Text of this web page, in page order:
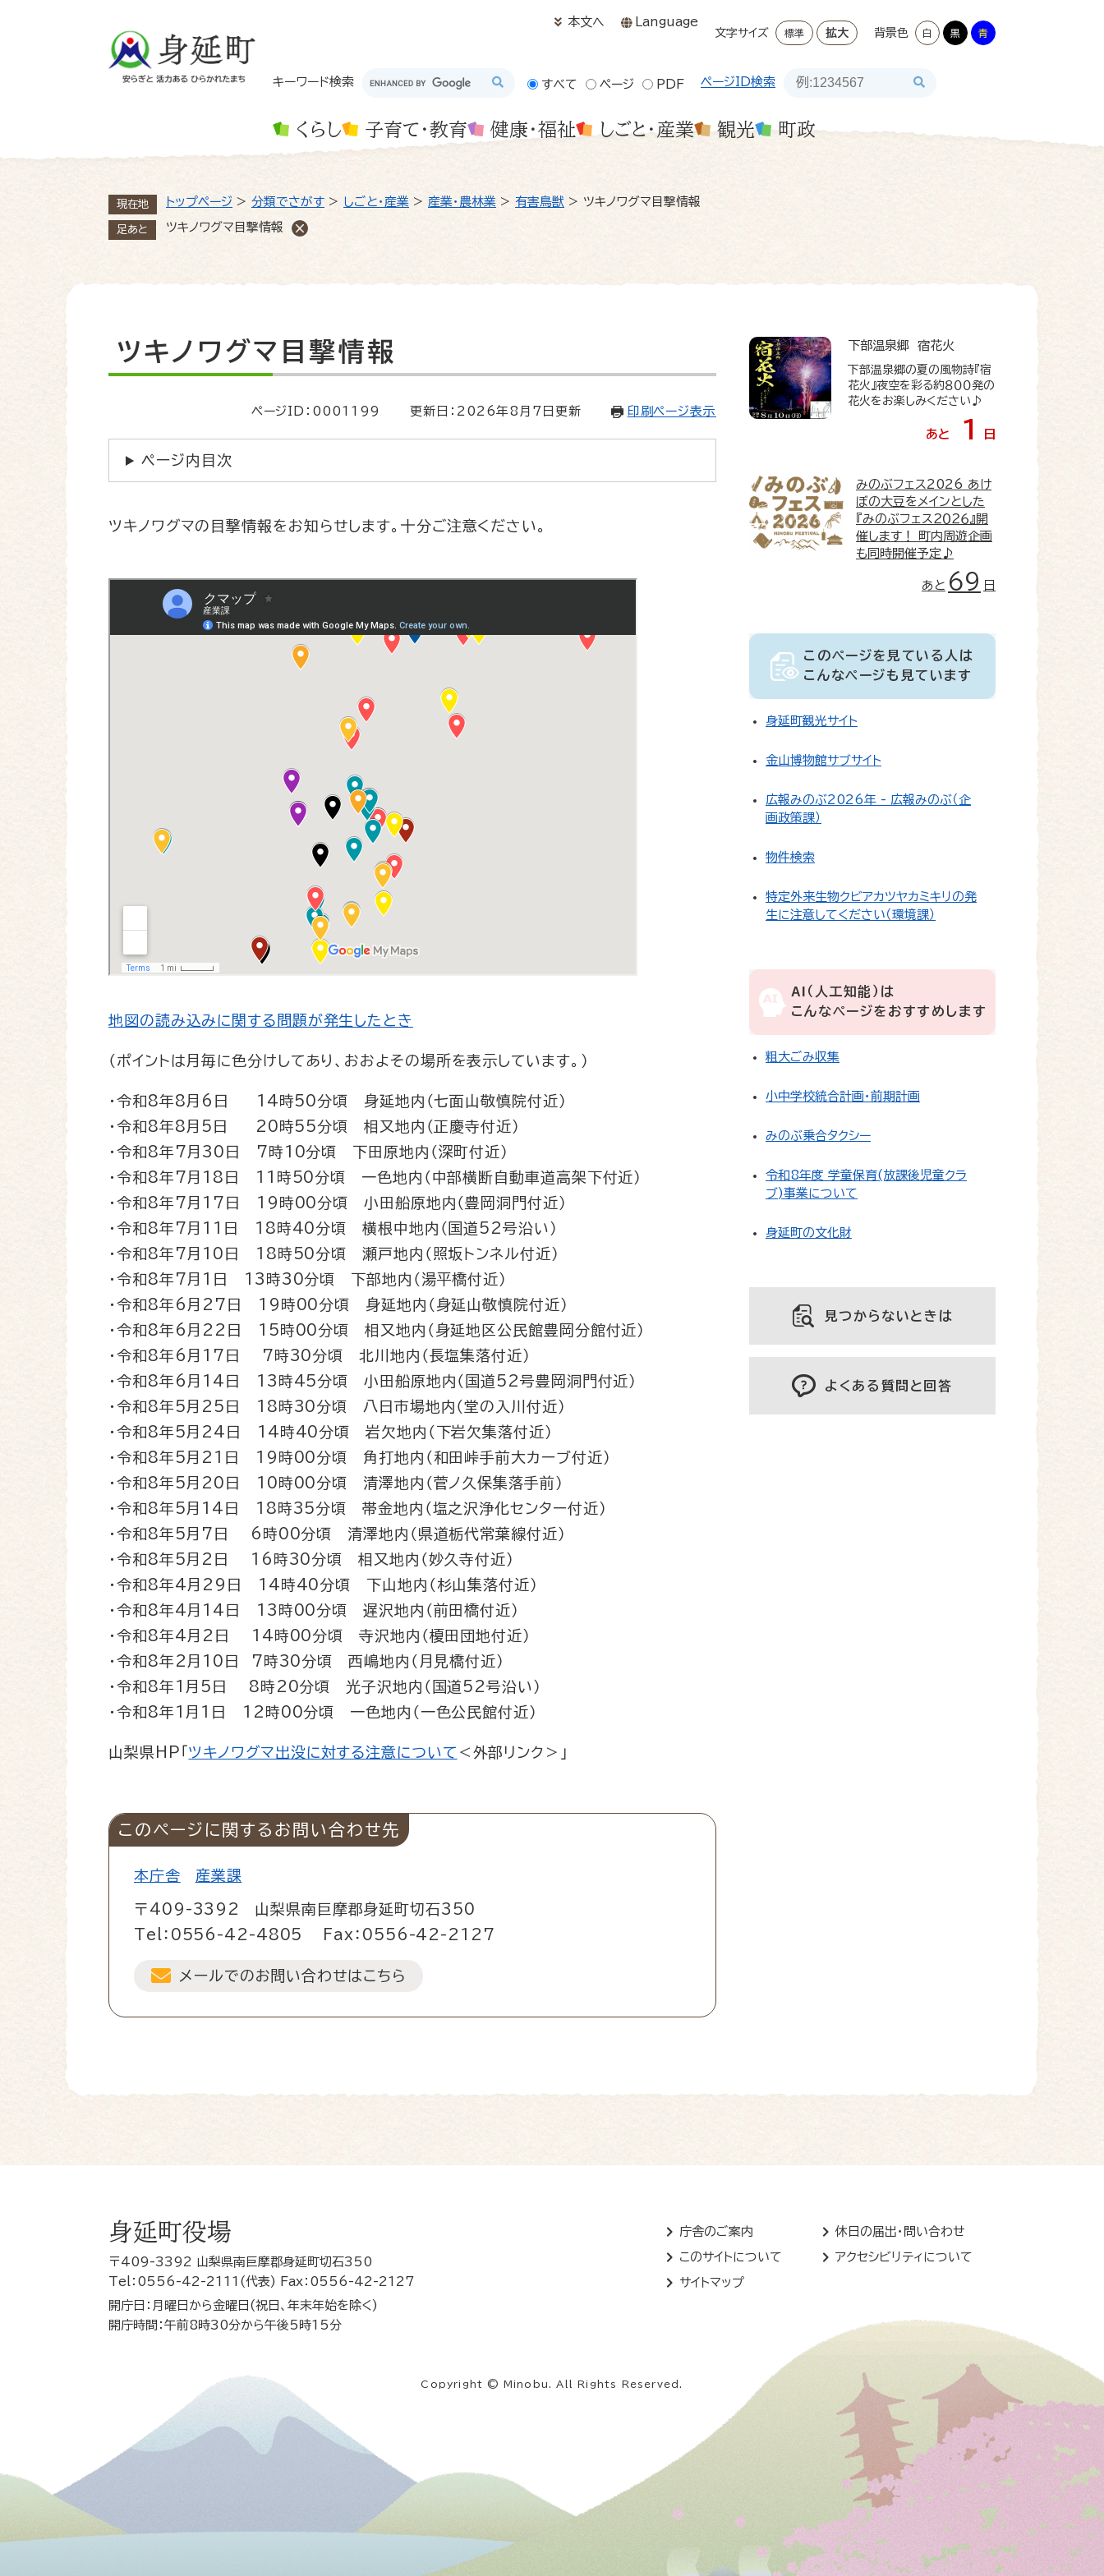
本文へ Language
文字サイズ 標準 拡大 背景色 白 黒 青
キーワード検索 すべて ページ PDF ページID検索
くらし 子育て・教育 健康・福祉 しごと・産業 観光 町政
現在地 トップページ > 分類でさがす > しごと・産業 > 産業・農林業 > 有害鳥獣 > ツキノワグマ目撃情報
足あと ツキノワグマ目撃情報
本
文
ツキノワグマ目撃情報
ページID：0001199 更新日：2026年8月7日更新 印刷ページ表示
ページ内目次
ツキノワグマの目撃情報をお知らせします。十分ご注意ください。
地図の読み込みに関する問題が発生したとき
（ポイントは月毎に色分けしてあり、おおよその場所を表示しています。）
・令和8年8月6日 14時50分頃 身延地内（七面山敬慎院付近）
・令和8年8月5日 20時55分頃 相又地内（正慶寺付近）
​・令和8年7月30日 7時10分頃 下田原地内（深町付近）
​・令和8年7月18日 11時50分頃 一色地内（中部横断自動車道高架下付近）
​・令和8年7月17日 19時00分頃 小田船原地内（豊岡洞門付近）
​・令和8年7月11日 18時40分頃 横根中地内（国道52号沿い）
​・令和8年7月10日 18時50分頃 瀬戸地内（照坂トンネル付近）
​・令和8年7月1日 13時30分頃 下部地内（湯平橋付近）
​・令和8年6月27日 19時00分頃 身延地内（身延山敬慎院付近）
​・令和8年6月22日 15時00分頃 相又地内（身延地区公民館豊岡分館付近）
・令和8年6月17日 7時30分頃 北川地内（長塩集落付近）
​・令和8年6月14日 13時45分頃 小田船原地内（国道52号豊岡洞門付近）
・令和8年5月25日 18時30分頃 八日市場地内（堂の入川付近）
・令和8年5月24日 14時40分頃 岩欠地内（下岩欠集落付近）
・令和8年5月21日 19時00分頃 角打地内（和田峠手前大カーブ付近）
・令和8年5月20日 10時00分頃 清澤地内（菅ノ久保集落手前）
・令和8年5月14日 18時35分頃 帯金地内（塩之沢浄化センター付近）
・令和8年5月7日 6時00分頃 清澤地内（県道栃代常葉線付近）
・令和8年5月2日 16時30分頃 相又地内（妙久寺付近）
​・令和8年4月29日 14時40分頃 下山地内（杉山集落付近）
・令和8年4月14日 13時00分頃 遅沢地内（前田橋付近）
・令和8年4月2日 14時00分頃 寺沢地内（榎田団地付近）
・令和8年2月10日 7時30分頃 西嶋地内（月見橋付近）​
・令和8年1月5日 8時20分頃 光子沢地内（国道52号沿い）
・令和8年1月1日 12時00分頃 一色地内（一色公民館付近）
山梨県HP「 ツキノワグマ出没に対する注意について ＜外部リンク＞ 」
このページに関するお問い合わせ先
本庁舎 産業課
〒409-3392
山梨県南巨摩郡身延町切石350
Tel：0556-42-4805
Fax：0556-42-2127
メールでのお問い合わせはこちら
下部温泉郷 宿花火
下部温泉郷の夏の風物詩『宿
花火』夜空を彩る約８００発の
花火をお楽しみください♪
あと 1 日
みのぶフェス2026 あけ
ぼの大豆をメインとした
『みのぶフェス２０２６』開
催します！ 町内周遊企画
も同時開催予定♪
あと 69 日
このページを見ている人は
こんなページも見ています
身延町観光サイト
金山博物館サブサイト
広報みのぶ2026年 - 広報みのぶ（企
画政策課）
物件検索
特定外来生物クビアカツヤカミキリの発
生に注意してください（環境課）
AI（人工知能）は
こんなページをおすすめします
粗大ごみ収集
小中学校統合計画・前期計画
みのぶ乗合タクシー
令和8年度 学童保育(放課後児童クラ
ブ)事業について
身延町の文化財
見つからないときは
よくある質問と回答
身延町役場
〒409-3392 山梨県南巨摩郡身延町切石350
Tel：0556-42-2111(代表) Fax：0556-42-2127
開庁日：月曜日から金曜日(祝日、年末年始を除く)
開庁時間：午前8時30分から午後5時15分
庁舎のご案内 休日の届出・問い合わせ
このサイトについて アクセシビリティについて
サイトマップ
Copyright © Minobu. All Rights Reserved.